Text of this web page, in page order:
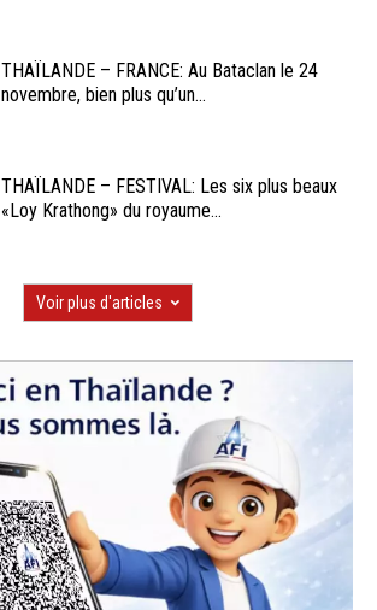
THAÏLANDE – FRANCE: Au Bataclan le 24
novembre, bien plus qu’un...
THAÏLANDE – FESTIVAL: Les six plus beaux
«Loy Krathong» du royaume...
Voir plus d'articles